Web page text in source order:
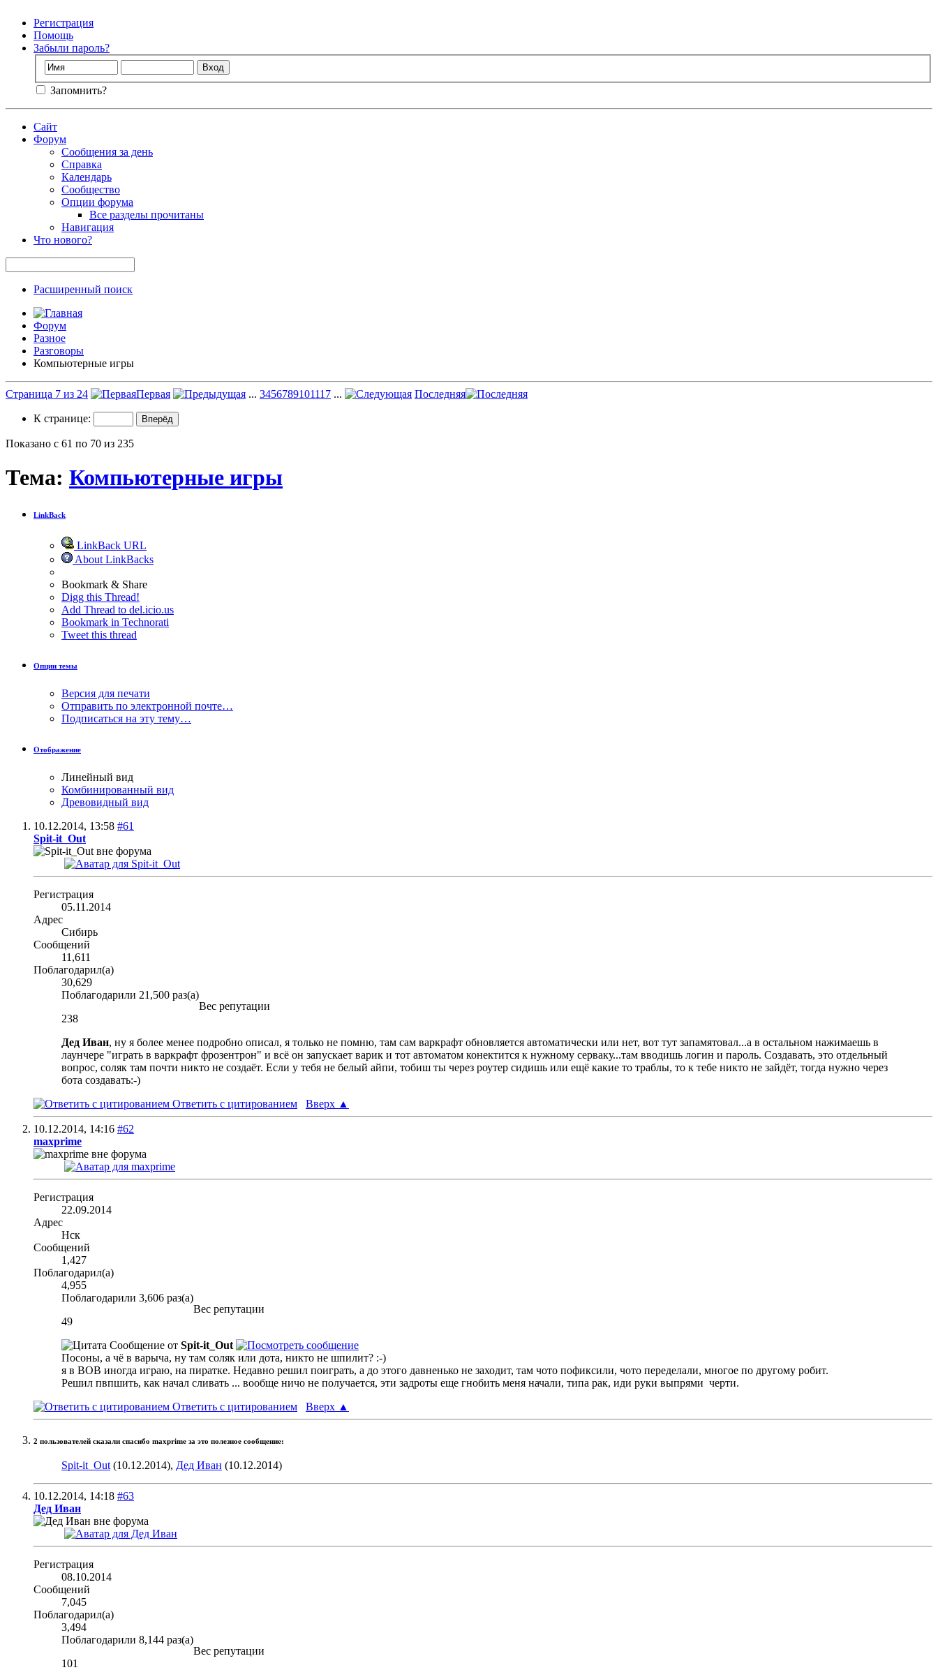
Регистрация
Помощь
Забыли пароль?
Запомнить?
Сайт
Форум
Сообщения за день
Справка
Календарь
Сообщество
Опции форума
Все разделы прочитаны
Навигация
Что нового?
Расширенный поиск
Форум
Разное
Разговоры
Компьютерные игры
Страница 7 из 24 Первая ... 3456789101117 ... Последняя
К странице:
Показано с 61 по 70 из 235
Тема: Компьютерные игры
LinkBack
LinkBack URL
About LinkBacks
Bookmark & Share
Digg this Thread!
Add Thread to del.icio.us
Bookmark in Technorati
Tweet this thread
Опции темы
Версия для печати
Отправить по электронной почте…
Подписаться на эту тему…
Отображение
Линейный вид
Комбинированный вид
Древовидный вид
10.12.2014, 13:58 #61
Spit-it_Out
Регистрация
05.11.2014
Адрес
Сибирь
Сообщений
11,611
Поблагодарил(а)
30,629
Поблагодарили 21,500 раз(а)
Вес репутации
238
Дед Иван, ну я более менее подробно описал, я только не помню, там сам варкрафт обновляется автоматически или нет, вот тут запамятовал...а в остальном нажимаешь в
лаунчере "играть в варкрафт фрозентрон" и всё он запускает варик и тот автоматом конектится к нужному серваку...там вводишь логин и пароль. Создавать, это отдельный
вопрос, соляк там почти никто не создаёт. Если у тебя не белый айпи, тобиш ты через роутер сидишь или ещё какие то траблы, то к тебе никто не зайдёт, тогда нужно через
бота создавать:-)
Ответить с цитированием
Вверх ▲
10.12.2014, 14:16 #62
maxprime
Регистрация
22.09.2014
Адрес
Нск
Сообщений
1,427
Поблагодарил(а)
4,955
Поблагодарили 3,606 раз(а)
Вес репутации
49
Сообщение от Spit-it_Out
Посоны, а чё в варыча, ну там соляк или дота, никто не шпилит? :-)
я в ВОВ иногда играю, на пиратке. Недавно решил поиграть, а до этого давненько не заходит, там чото пофиксили, чото переделали, многое по другому робит.
Решил пвпшить, как начал сливать ... вообще ничо не получается, эти задроты еще гнобить меня начали, типа рак, иди руки выпрями черти.
Ответить с цитированием
Вверх ▲
2 пользователей сказали cпасибо maxprime за это полезное сообщение:
Spit-it_Out (10.12.2014), Дед Иван (10.12.2014)
10.12.2014, 14:18 #63
Дед Иван
Регистрация
08.10.2014
Сообщений
7,045
Поблагодарил(а)
3,494
Поблагодарили 8,144 раз(а)
Вес репутации
101